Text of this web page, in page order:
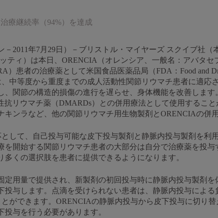
療継続率（94%）を達成
2011年7月29日）－ブリストル・マイヤーズ スクイブ社（
ティ）は本日、ORENCIA（オレンシア、一般名：アバタ
）患者の治療薬として米国食品医薬品局（FDA：Food and
中等度から重度までの成人活動性関節リウマチ患者に適応
、関節の構造的損傷の進行を遅らせ、身体機能を改善しま
リウマチ薬（DMARDs）との併用療法として使用するこ
キンラなど、他の関節リウマチ用生物製剤とORENCIAの併
して、自己投与可能な皮下投与製剤と静脈内投与製剤を利
を開始する関節リウマチ患者の大部分は自分で治療薬を投
くの選択肢を患者に提供できるようになります。
定用量で提供され、新製剤の初回投与時に静脈内投与製剤を
投与します。点滴を受けられない患者は、静脈内投与によ
ができます。ORENCIAの静脈内投与から皮下投与に切り
与を行う必要があります。